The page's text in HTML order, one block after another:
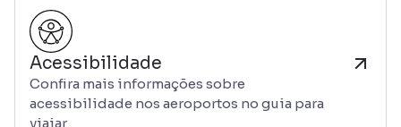
Acessibilidade
Confira mais informações sobre
acessibilidade nos aeroportos no guia para
viajar